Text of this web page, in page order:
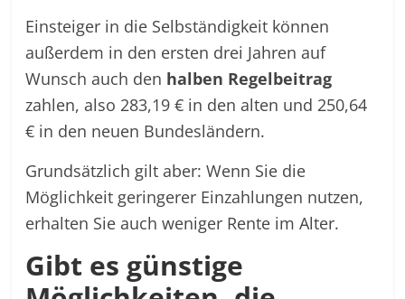
Einsteiger in die Selbständigkeit können
außerdem in den ersten drei Jahren auf
Wunsch auch den halben Regelbeitrag
zahlen, also 283,19 € in den alten und 250,64
€ in den neuen Bundesländern.
Grundsätzlich gilt aber: Wenn Sie die
Möglichkeit geringerer Einzahlungen nutzen,
erhalten Sie auch weniger Rente im Alter.
Gibt es günstige